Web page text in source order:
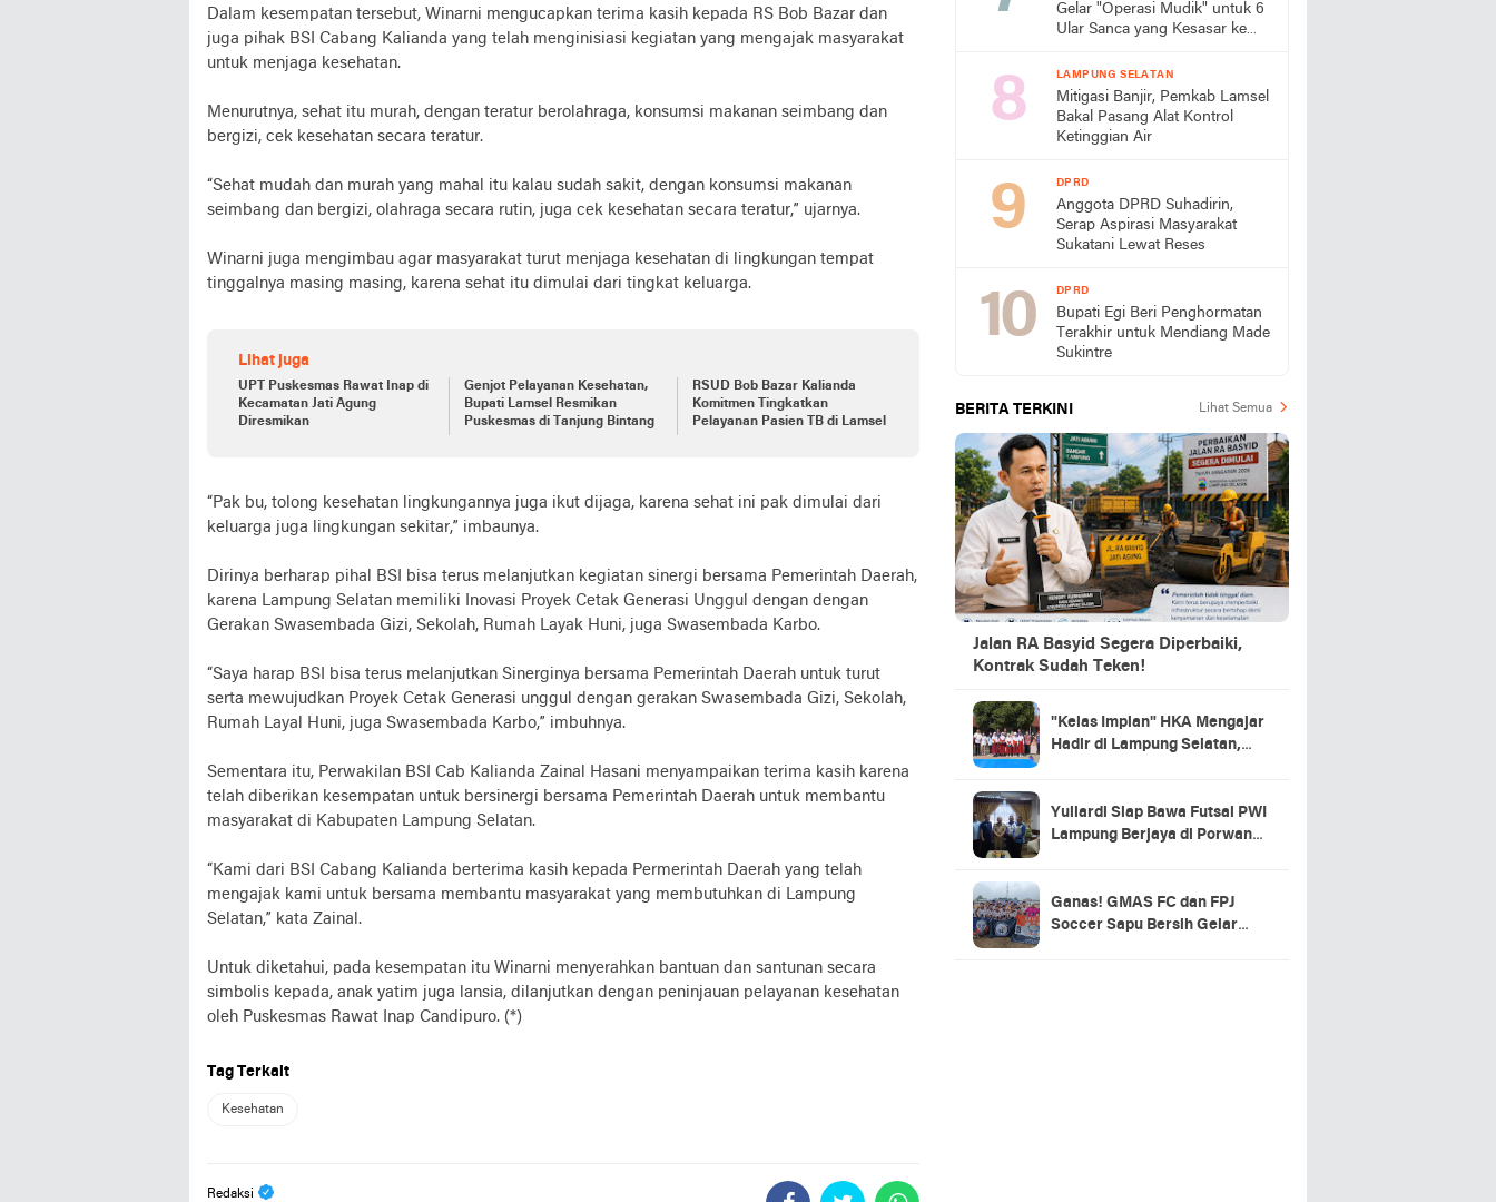
Dalam kesempatan tersebut, Winarni mengucapkan terima kasih kepada RS Bob Bazar dan
juga pihak BSI Cabang Kalianda yang telah menginisiasi kegiatan yang mengajak masyarakat
untuk menjaga kesehatan.
Menurutnya, sehat itu murah, dengan teratur berolahraga, konsumsi makanan seimbang dan
bergizi, cek kesehatan secara teratur.
“Sehat mudah dan murah yang mahal itu kalau sudah sakit, dengan konsumsi makanan
seimbang dan bergizi, olahraga secara rutin, juga cek kesehatan secara teratur,” ujarnya.
Winarni juga mengimbau agar masyarakat turut menjaga kesehatan di lingkungan tempat
tinggalnya masing masing, karena sehat itu dimulai dari tingkat keluarga.
Lihat juga
UPT Puskesmas Rawat Inap di
Kecamatan Jati Agung
Diresmikan
Genjot Pelayanan Kesehatan,
Bupati Lamsel Resmikan
Puskesmas di Tanjung Bintang
RSUD Bob Bazar Kalianda
Komitmen Tingkatkan
Pelayanan Pasien TB di Lamsel
“Pak bu, tolong kesehatan lingkungannya juga ikut dijaga, karena sehat ini pak dimulai dari
keluarga juga lingkungan sekitar,” imbaunya.
Dirinya berharap pihal BSI bisa terus melanjutkan kegiatan sinergi bersama Pemerintah Daerah,
karena Lampung Selatan memiliki Inovasi Proyek Cetak Generasi Unggul dengan dengan
Gerakan Swasembada Gizi, Sekolah, Rumah Layak Huni, juga Swasembada Karbo.
“Saya harap BSI bisa terus melanjutkan Sinerginya bersama Pemerintah Daerah untuk turut
serta mewujudkan Proyek Cetak Generasi unggul dengan gerakan Swasembada Gizi, Sekolah,
Rumah Layal Huni, juga Swasembada Karbo,” imbuhnya.
Sementara itu, Perwakilan BSI Cab Kalianda Zainal Hasani menyampaikan terima kasih karena
telah diberikan kesempatan untuk bersinergi bersama Pemerintah Daerah untuk membantu
masyarakat di Kabupaten Lampung Selatan.
“Kami dari BSI Cabang Kalianda berterima kasih kepada Permerintah Daerah yang telah
mengajak kami untuk bersama membantu masyarakat yang membutuhkan di Lampung
Selatan,” kata Zainal.
Untuk diketahui, pada kesempatan itu Winarni menyerahkan bantuan dan santunan secara
simbolis kepada, anak yatim juga lansia, dilanjutkan dengan peninjauan pelayanan kesehatan
oleh Puskesmas Rawat Inap Candipuro. (*)
Tag Terkait
Kesehatan
Redaksi
Gelar "Operasi Mudik" untuk 6
Ular Sanca yang Kesasar ke
LAMPUNG SELATAN
Mitigasi Banjir, Pemkab Lamsel
Bakal Pasang Alat Kontrol
Ketinggian Air
DPRD
Anggota DPRD Suhadirin,
Serap Aspirasi Masyarakat
Sukatani Lewat Reses
DPRD
Bupati Egi Beri Penghormatan
Terakhir untuk Mendiang Made
Sukintre
BERITA TERKINI Lihat Semua
Jalan RA Basyid Segera Diperbaiki,
Kontrak Sudah Teken!
"Kelas Impian" HKA Mengajar
Hadir di Lampung Selatan,
Yuliardi Siap Bawa Futsal PWI
Lampung Berjaya di Porwanas
Ganas! GMAS FC dan FPJ
Soccer Sapu Bersih Gelar